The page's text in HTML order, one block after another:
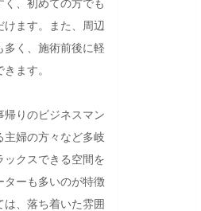
、初めての方でも
ます。また、周辺
多く、施術前後に軽
ます。
帰りのビジネスマン
主婦の方々など多岐
ックスできる空間を
ターも多いのが特徴
、落ち着いた雰囲